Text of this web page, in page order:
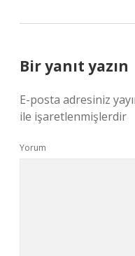
Bir yanıt yazın
E-posta adresiniz
ile işaretlenmişlerdir
Yorum